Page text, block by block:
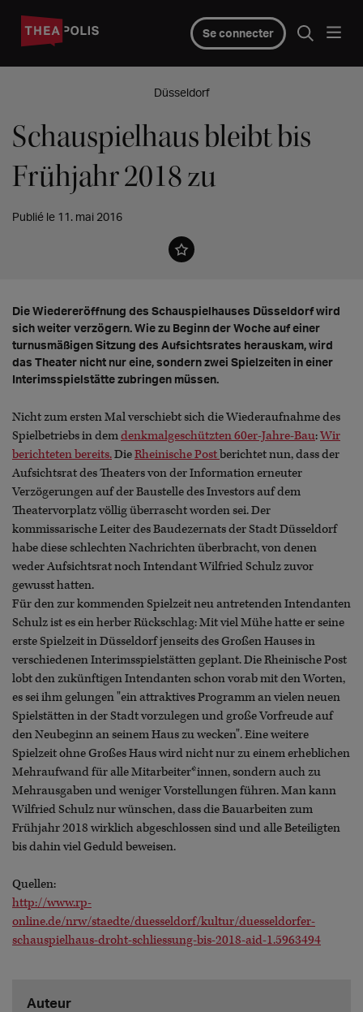
Se connecter
Düsseldorf
Schauspielhaus bleibt bis
Frühjahr 2018 zu
Publié le 11. mai 2016
Die Wiedereröffnung des Schauspielhauses Düsseldorf wird
sich weiter verzögern. Wie zu Beginn der Woche auf einer
turnusmäßigen Sitzung des Aufsichtsrates herauskam, wird
das Theater nicht nur eine, sondern zwei Spielzeiten in einer
Interimsspielstätte zubringen müssen.
Nicht zum ersten Mal verschiebt sich die Wiederaufnahme des
Spielbetriebs in demdenkmalgeschützten 60er-Jahre-Bau:Wir
berichteten bereits.DieRheinische Postberichtet nun, dass der
Aufsichtsrat des Theaters von der Information erneuter
Verzögerungen auf der Baustelle des Investors auf dem
Theatervorplatz völlig überrascht worden sei. Der
kommissarische Leiter des Baudezernats der Stadt Düsseldorf
habe diese schlechten Nachrichten überbracht, von denen
weder Aufsichtsrat noch Intendant Wilfried Schulz zuvor
gewusst hatten.
Für den zur kommenden Spielzeit neu antretenden Intendanten
Schulz ist es ein herber Rückschlag: Mit viel Mühe hatte er seine
erste Spielzeit in Düsseldorf jenseits des Großen Hauses in
verschiedenen Interimsspielstätten geplant. Die Rheinische Post
lobt den zukünftigen Intendanten schon vorab mit den Worten,
es sei ihm gelungen "ein attraktives Programm an vielen neuen
Spielstätten in der Stadt vorzulegen und große Vorfreude auf
den Neubeginn an seinem Haus zu wecken". Eine weitere
Spielzeit ohne Großes Haus wird nicht nur zu einem erheblichen
Mehraufwand für alle Mitarbeiter*innen, sondern auch zu
Mehrausgaben und weniger Vorstellungen führen. Man kann
Wilfried Schulz nur wünschen, dass die Bauarbeiten zum
Frühjahr 2018 wirklich abgeschlossen sind und alle Beteiligten
bis dahin viel Geduld beweisen.
Quellen:
http://www.rp-
online.de/nrw/staedte/duesseldorf/kultur/duesseldorfer-
schauspielhaus-droht-schliessung-bis-2018-aid-1.5963494
Auteur